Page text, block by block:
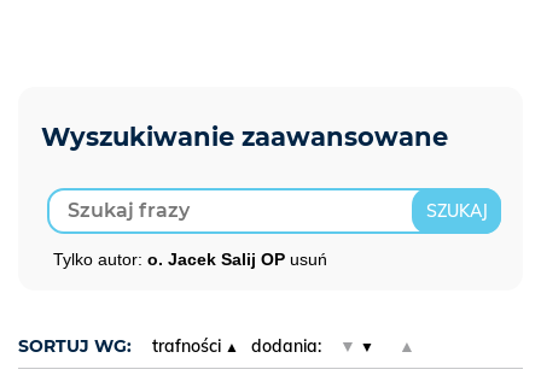
Tylko autor: o. Jacek Salij OP usuń
SORTUJ WG: trafności dodania: ▼ ▲